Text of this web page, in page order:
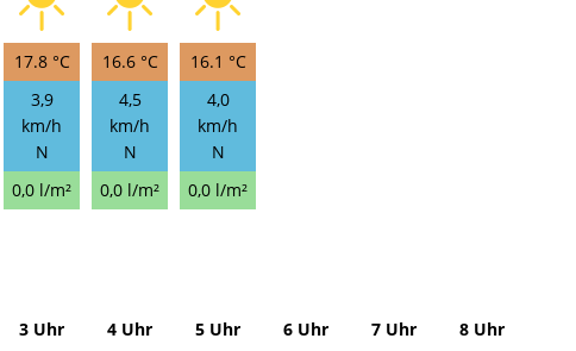
17.8 °C
3,9
km/h
N
0,0 l/m²
16.6 °C
4,5
km/h
N
0,0 l/m²
16.1 °C
4,0
km/h
N
0,0 l/m²
3 Uhr 4 Uhr 5 Uhr 6 Uhr 7 Uhr 8 Uhr